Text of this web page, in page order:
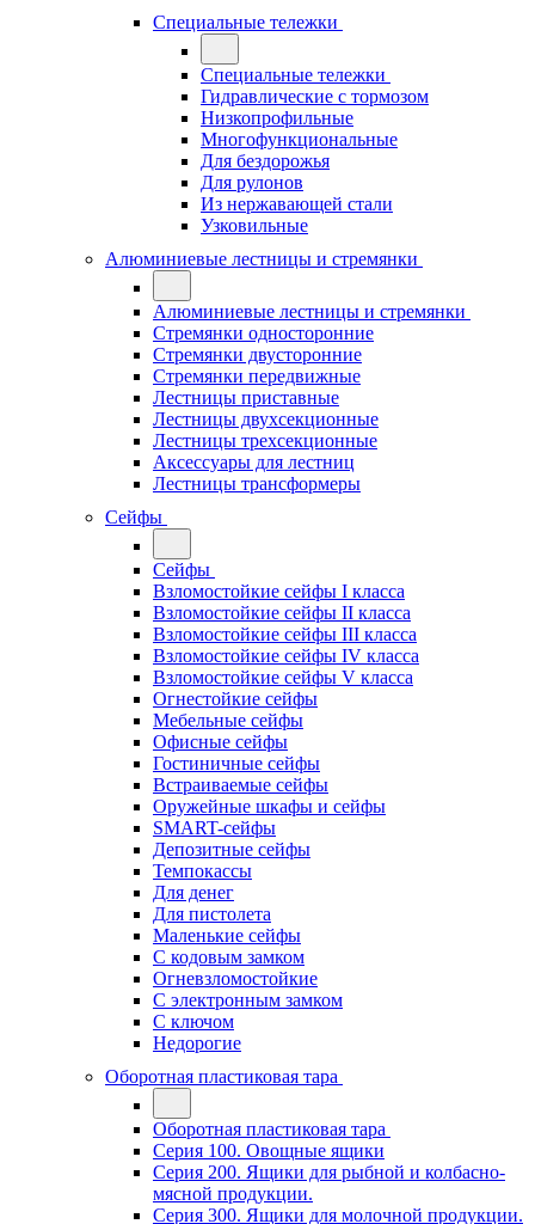
Специальные тележки
Специальные тележки
Гидравлические с тормозом
Низкопрофильные
Многофункциональные
Для бездорожья
Для рулонов
Из нержавающей стали
Узковильные
Алюминиевые лестницы и стремянки
Алюминиевые лестницы и стремянки
Стремянки односторонние
Стремянки двусторонние
Стремянки передвижные
Лестницы приставные
Лестницы двухсекционные
Лестницы трехсекционные
Аксессуары для лестниц
Лестницы трансформеры
Сейфы
Сейфы
Взломостойкие сейфы I класса
Взломостойкие сейфы II класса
Взломостойкие сейфы III класса
Взломостойкие сейфы IV класса
Взломостойкие сейфы V класса
Огнестойкие сейфы
Мебельные сейфы
Офисные сейфы
Гостиничные сейфы
Встраиваемые сейфы
Оружейные шкафы и сейфы
SMART-сейфы
Депозитные сейфы
Темпокассы
Для денег
Для пистолета
Маленькие сейфы
С кодовым замком
Огневзломостойкие
С электронным замком
С ключом
Недорогие
Оборотная пластиковая тара
Оборотная пластиковая тара
Серия 100. Овощные ящики
Серия 200. Ящики для рыбной и колбасно-
мясной продукции.
Серия 300. Ящики для молочной продукции.